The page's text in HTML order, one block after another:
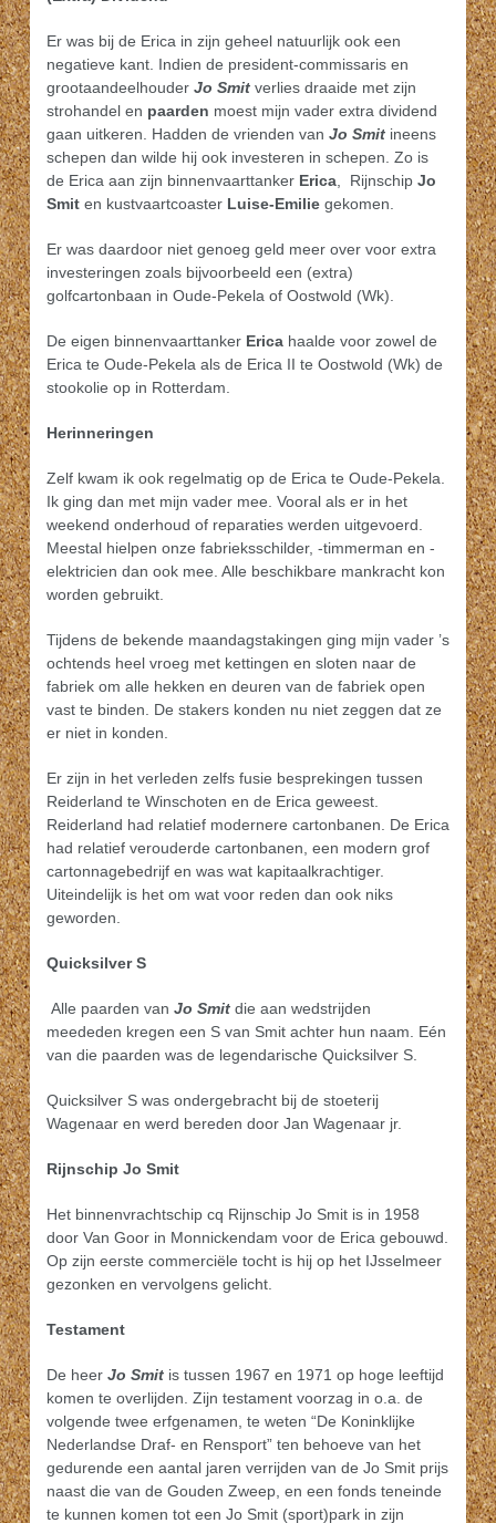
Er was bij de Erica in zijn geheel natuurlijk ook een
negatieve kant. Indien de president-commissaris en
grootaandeelhouder Jo Smitverlies draaide met zijn
strohandel en paarden moest mijn vader extra dividend
gaan uitkeren. Hadden de vrienden van Jo Smitineens
schepen dan wilde hij ook investeren in schepen. Zo is
de Erica aan zijn binnenvaarttanker Erica, Rijnschip Jo
Smit en kustvaartcoaster Luise-Emiliegekomen.
Er was daardoor niet genoeg geld meer over voor extra
investeringen zoals bijvoorbeeld een (extra)
golfcartonbaan in Oude-Pekela of Oostwold (Wk).
De eigen binnenvaarttanker Ericahaalde voor zowel de
Erica te Oude-Pekela als de Erica II te Oostwold (Wk) de
stookolie op in Rotterdam.
Herinneringen
Zelf kwam ik ook regelmatig op de Erica te Oude-Pekela.
Ik ging dan met mijn vader mee. Vooral als er in het
weekend onderhoud of reparaties werden uitgevoerd.
Meestal hielpen onze fabrieksschilder, -timmerman en -
elektricien dan ook mee. Alle beschikbare mankracht kon
worden gebruikt.
Tijdens de bekende maandagstakingen ging mijn vader ’s
ochtends heel vroeg met kettingen en sloten naar de
fabriek om alle hekken en deuren van de fabriek open
vast te binden. De stakers konden nu niet zeggen dat ze
er niet in konden.
Er zijn in het verleden zelfs fusie besprekingen tussen
Reiderland te Winschoten en de Erica geweest.
Reiderland had relatief modernere cartonbanen. De Erica
had relatief verouderde cartonbanen, een modern grof
cartonnagebedrijf en was wat kapitaalkrachtiger.
Uiteindelijk is het om wat voor reden dan ook niks
geworden.
Quicksilver S
Alle paarden van Jo Smit die aan wedstrijden
meededen kregen een S van Smit achter hun naam. Eén
van die paarden was de legendarische Quicksilver S.
Quicksilver S was ondergebracht bij de stoeterij
Wagenaar en werd bereden door Jan Wagenaar jr.
Rijnschip Jo Smit
Het binnenvrachtschip cq Rijnschip Jo Smit is in 1958
door Van Goor in Monnickendam voor de Erica gebouwd.
Op zijn eerste commerciële tocht is hij op het IJsselmeer
gezonken en vervolgens gelicht.
Testament
De heer Jo Smitis tussen 1967 en 1971 op hoge leeftijd
komen te overlijden. Zijn testament voorzag in o.a. de
volgende twee erfgenamen, te weten “De Koninklijke
Nederlandse Draf- en Rensport” ten behoeve van het
gedurende een aantal jaren verrijden van de Jo Smit prijs
naast die van de Gouden Zweep, en een fonds teneinde
te kunnen komen tot een Jo Smit (sport)park in zijn